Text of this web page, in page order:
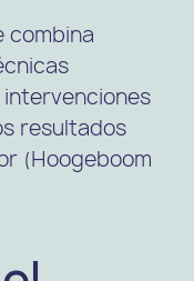
combina
resultados
(Hoogeboom